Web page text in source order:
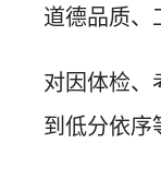
道德品质、
对因体检、
到低分依序